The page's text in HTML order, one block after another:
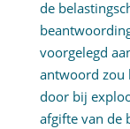
de
voorgelegd
antwoord zou
door bij
afgifte van de